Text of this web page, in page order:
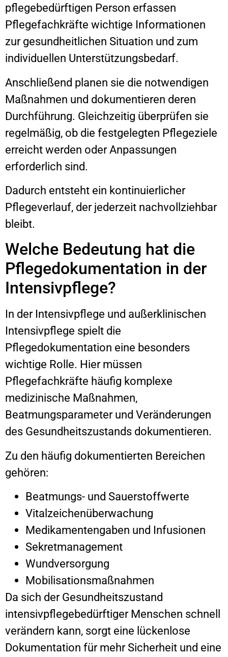
pflegebedürftigen Person erfassen
Pflegefachkräfte wichtige Informationen
zur gesundheitlichen Situation und zum
individuellen Unterstützungsbedarf.
Anschließend planen sie die notwendigen
Maßnahmen und dokumentieren deren
Durchführung. Gleichzeitig überprüfen sie
regelmäßig, ob die festgelegten Pflegeziele
erreicht werden oder Anpassungen
erforderlich sind.
Dadurch entsteht ein kontinuierlicher
Pflegeverlauf, der jederzeit nachvollziehbar
bleibt.
Welche Bedeutung hat die
Pflegedokumentation in der
Intensivpflege?
In der Intensivpflege und außerklinischen
Intensivpflege spielt die
Pflegedokumentation eine besonders
wichtige Rolle. Hier müssen
Pflegefachkräfte häufig komplexe
medizinische Maßnahmen,
Beatmungsparameter und Veränderungen
des Gesundheitszustands dokumentieren.
Zu den häufig dokumentierten Bereichen
gehören:
Beatmungs- und Sauerstoffwerte
Vitalzeichenüberwachung
Medikamentengaben und Infusionen
Sekretmanagement
Wundversorgung
Mobilisationsmaßnahmen
Da sich der Gesundheitszustand
intensivpflegebedürftiger Menschen schnell
verändern kann, sorgt eine lückenlose
Dokumentation für mehr Sicherheit und eine